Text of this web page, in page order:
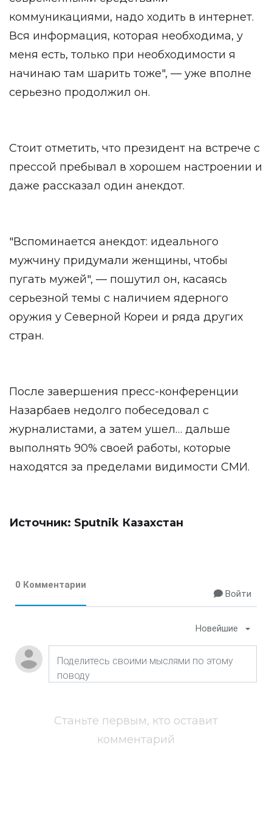
коммуникациями, надо ходить в интернет.
Вся информация, которая необходима, у
меня есть, только при необходимости я
начинаю там шарить тоже", — уже вполне
серьезно продолжил он.
Стоит отметить, что президент на встрече с
прессой пребывал в хорошем настроении и
даже рассказал один анекдот.
"Вспоминается анекдот: идеального
мужчину придумали женщины, чтобы
пугать мужей", — пошутил он, касаясь
серьезной темы с наличием ядерного
оружия у Северной Кореи и ряда других
стран.
После завершения пресс-конференции
Назарбаев недолго побеседовал с
журналистами, а затем ушел… дальше
выполнять 90% своей работы, которые
находятся за пределами видимости СМИ.
Источник: Sputnik Казахстан
0 Комментарии
Войти
Новейшие
Станьте первым, кто оставит
комментарий